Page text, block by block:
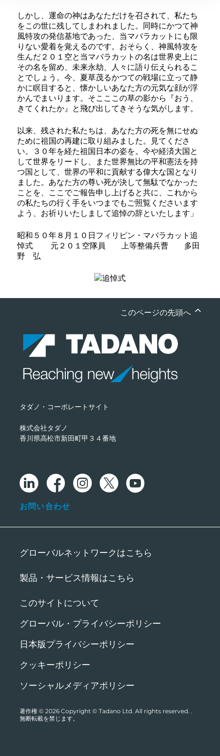
しかし、運命の神はあなただけを召されて、私たち
をこの世に残してしまわれました。同時にかつて神
風特攻の発信基地であった、当マバラカットにも限
りない愛着を覚えるのです。おそらく、神風特攻を
生んだ２０１空と当マバラカットの名は世界史上に
その名を留め、未来永劫、人々に語り伝えられるこ
とでしょう。今、夏草茂るかつての戦場に立って静
かに瞑目すると、懐かしいあなた方の元気な顔が浮
かんでまいります。そこここの草の影から『おう、
きてくれたか』と飛び出してきそうな気がします。
以来、残された私たちは、あなた方の死を無にせぬ
ために祖国の再建に取り組みました。見てくださ
い。３０年を経た祖国日本の姿を。今や経済大国と
して世界をリードし、また世界無比の平和憲法を持
つ国として、世界の平和に貢献する偉大な国となり
ました。あなた方の尊い死が決して無駄でなかった
ことを、ここでご報告申し上げると共に、これから
の私たちの行く手をいつまでもご照覧くださいます
よう、お祈りいたしまして追悼の辞といたします」
昭和５０年８月１０日フィリピン・マバラカット追
悼式 元２０１空隊員 上等整備兵曹 多田
野 弘
このページの先頭へ
タダノ・コーポレートサイト
株式会社タダノ
香川県高松市新田町甲３４番地
お問い合わせ
グローバルネットワークはこちら
製品・サービス情報はこちら
このサイトについて
グローバル・プライバシーポリシー
日本版プライバシーポリシー
クッキーポリシー
ソーシャルメディアポリシー
著作権 © 2026 Copyright © Tadano Ltd. All rights reserved. .
無断転載を禁じます。